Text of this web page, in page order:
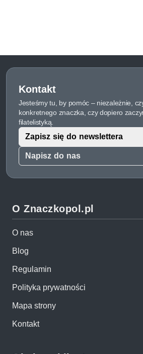
Kontakt
Jesteśmy tu, by pomóc – niezależnie,
konkretnego znaczka, czy dopiero
filatelistyką.
Napisz do nas
Zapisz się do newslettera
O Znaczkopol.pl
O nas
Blog
Regulamin
Polityka prywatności
Mapa strony
Kontakt